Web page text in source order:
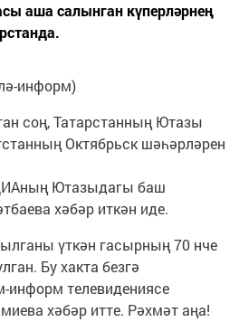
аша салынган күперләрнең
информ)
соң, Татарстанның Ютазы
Октябрьск шәһәрләрен
Ютазыдагы баш
хәбәр иткән иде.
үткән гасырның 70 нче
Бу хакта безгә
телевидениясе
хәбәр итте. Рәхмәт аңа!